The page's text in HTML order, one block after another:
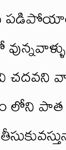
లోని